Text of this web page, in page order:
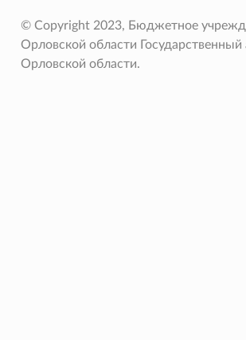
© Copyright 2023, Бюджетное
Орловской области Государственный
Орловской области.